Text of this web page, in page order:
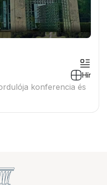
Hír
konferencia és